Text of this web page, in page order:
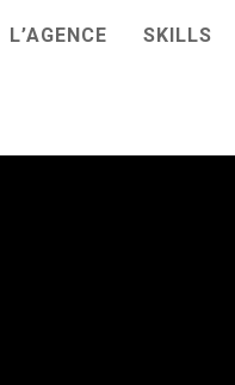
L’AGENCE SKILLS